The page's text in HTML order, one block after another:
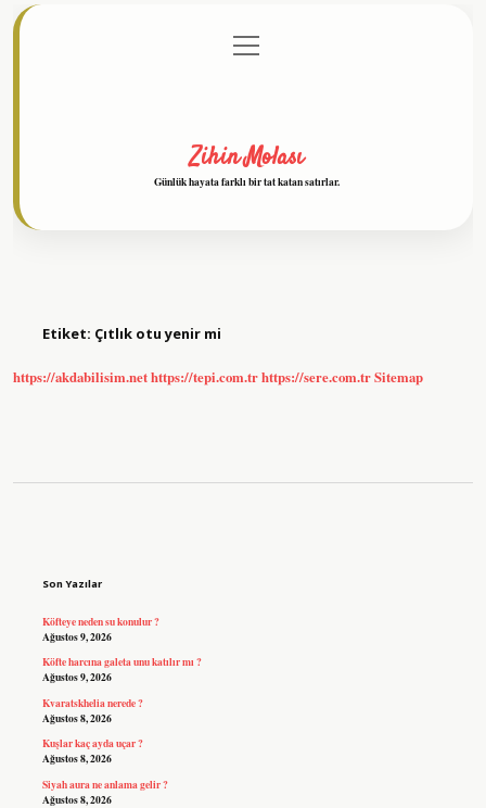
Gizlilik Politikası
menüyü
aç
Zihin Molası
Günlük hayata farklı bir tat katan satırlar.
Etiket: Çıtlık otu yenir mi
https://akdabilisim.nethttps://tepi.com.trhttps://sere.com.trSitemap
Son Yazılar
Köfteye neden su konulur ?
Ağustos 9, 2026
Köfte harcına galeta unu katılır mı ?
Ağustos 9, 2026
Kvaratskhelia nerede ?
Ağustos 8, 2026
Kuşlar kaç ayda uçar ?
Ağustos 8, 2026
Siyah aura ne anlama gelir ?
Ağustos 8, 2026